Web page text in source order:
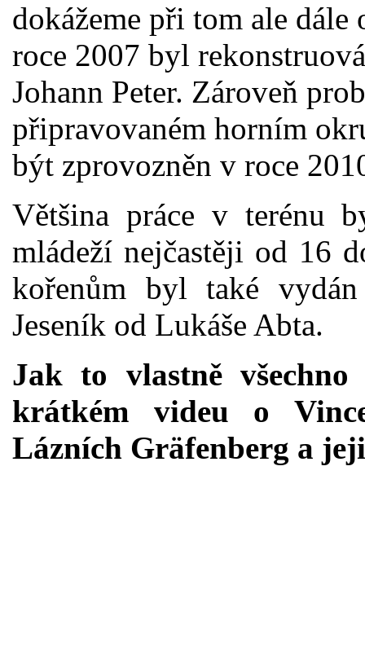
dokážeme při tom ale dále
roce 2007 byl
Johann Peter. Zároveň
připravovaném horním
být zprovozněn v roce
Většina práce v terénu
mládeží nejčastěji od 16
kořenům byl také
Jeseník od Lukáše Abta.
Jak to vlastně
krátkém videu o
Lázních Gräfenberg a